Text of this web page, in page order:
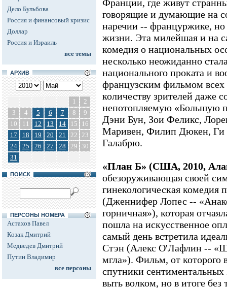
Дело Бульбова
Россия и финансовый кризис
Доллар
Россия и Израиль
все темы
АРХИВ
1
2
3
4 5 6 7 8
9
10
11 12 13 14 15
16
17
18 19 20 21 22 23
24
25 26 27 28 29
30
31
ПОИСК
ПЕРСОНЫ НОМЕРА
Астахов Павел
Козак Дмитрий
Медведев Дмитрий
Путин Владимир
все персоны
Франции, где живут
говорящие и думающие на
наречии -- француржике, но
жизни. Эта милейшая и на
комедия о национальных
несколько неожиданно
национального проката и
французским фильмом всех
количеству зрителей даже
непотопляемую «Большую
Дэни Бун, Зои Феликс,
Маривен, Филип Дюкен,
Галабрю.
«План Б» (США, 2010,
обезоруживающая своей
гинекологическая комедия
(Дженнифер Лопес --
горничная»), которая
пошла на искусственное
самый день встретила
Стэн (Алекс О'Лафлин --
мгла»). Фильм, от
спутники
выть волком, но в итоге